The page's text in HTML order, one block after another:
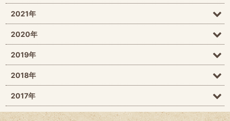
2021年
2020年
2019年
2018年
2017年